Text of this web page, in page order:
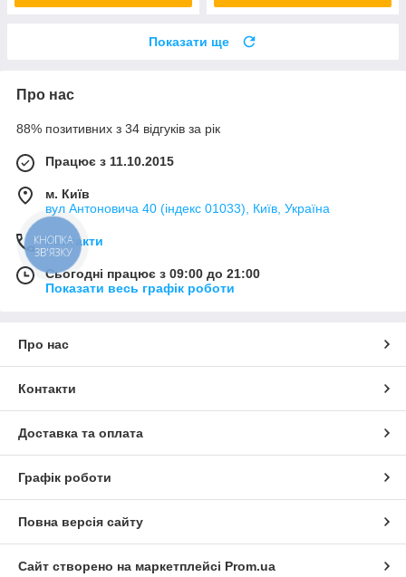
Показати ще
Про нас
88% позитивних з 34 відгуків за рік
Працює з 11.10.2015
м. Київ
вул Антоновича 40 (індекс 01033), Київ, Україна
Контакти
Сьогодні працює з 09:00 до 21:00
Показати весь графік роботи
Про нас
Контакти
Доставка та оплата
Графік роботи
Повна версія сайту
Сайт створено на маркетплейсі Prom.ua
КНОПКА
ЗВ'ЯЗКУ